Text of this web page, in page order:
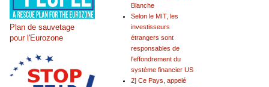
Blanche
Selon le MIT, les
investisseurs
étrangers sont
responsables de
l'effondrement du
système financier US
2] Ce Pays, appelé
Plan de sauvetage
pour l'Eurozone